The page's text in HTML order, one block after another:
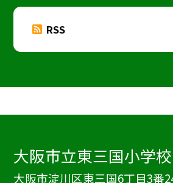
RSS
大阪市立東三国小学校
大阪市淀川区東三国6丁目3番